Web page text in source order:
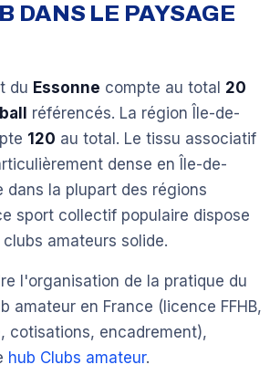
DANS LE PAYSAGE
du Essonne compte au total 20
référencés. La région Île-de-
120 au total. Le tissu associatif
dense en Île-de-
dans la plupart des régions
sport collectif populaire dispose
amateurs solide.
l'organisation de la pratique du
amateur en France (licence FFHB,
cotisations, encadrement),
hub Clubs amateur.